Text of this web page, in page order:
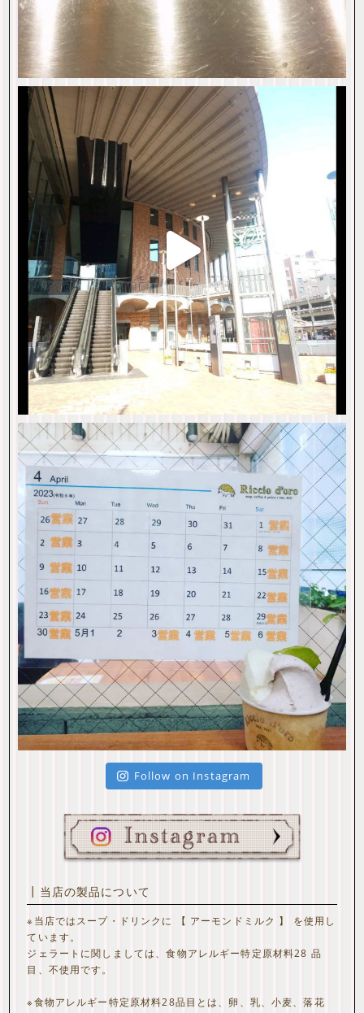
Follow on Instagram
┃当店の製品について
※当店ではスープ・ドリンクに 【 アーモンドミルク 】 を使用し
ています。
ジェラートに関しましては、食物アレルギー特定原材料28 品
目、不使用です。
※食物アレルギー特定原材料28品目とは、卵、乳、小麦、落花